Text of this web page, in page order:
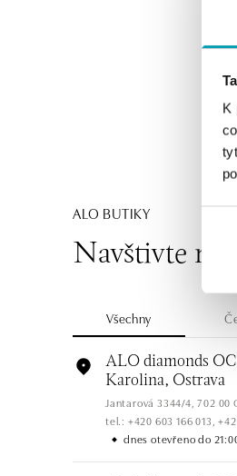
K
ALO BUTIKY
Navštivte
Všechny
ALO diamonds
Karolina, Ostrava
Jantarová 3344/4, 702
tel.: +420 603 166 013,
dnes otevřeno do